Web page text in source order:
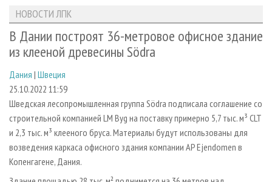
ЛЕСОЗАГОТОВКА
ЛЕСОПИЛЕНИЕ
СУШКА ДРЕВЕСИНЫ
ПРОИЗВОДСТВО ДРЕВЕСНЫХ ПЛИТ
ДЕРЕВЯННОЕ ДОМОСТРОЕНИЕ
ПРОИЗВОДСТВО МЕБЕЛИ
БИОЭНЕРГЕТИКА
НОВОСТИ ЛПК
НОВОСТИ ЖУРНАЛА
ПРОЕКТЫ ЛПИ
АНАЛИТИКА
ПРЕДПРИЯТИЯ ЛПК
ПЕРСОНЫ
МОБИЛЬНЫЕ ВЫСТАВКИ
ОФИЦИАЛЬНЫЕ ДЕЛЕГАЦИИ
ПРИОРИТЕТНЫЕ ИНВЕСТПРОЕКТЫ
RUSSIAN FORESTRY REVIEW
АРХИВ
АРХИВ ЖУРНАЛОВ
О ЖУРНАЛЕ
ПОДПИСКА
КОНТАКТЫ
РЕКЛАМОДАТЕЛЯМ
РЕКЛАМА
РЕКЛАМА НА САЙТЕ
НОВОСТИ ЛПК
В Дании построят 36-метровое офисное здание
из клееной древесины Södra
Дания | Швеция
25.10.2022 11:59
Шведская лесопромышленная группа Södra подписала соглашение со
строительной компанией LM Byg на поставку примерно 5,7 тыс. м³ CLT
и 2,3 тыс. м³ клееного бруса. Материалы будут использованы для
возведения каркаса офисного здания компании AP Ejendomen в
Копенгагене, Дания.